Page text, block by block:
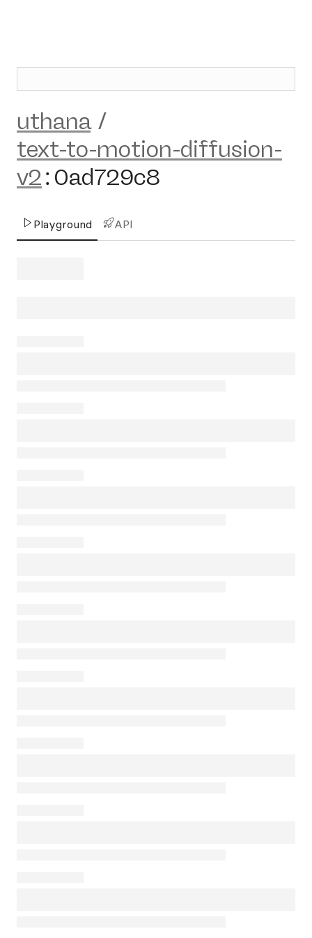
uthana /
text-to-motion-diffusion-
v2: 0ad729c8
Playground API